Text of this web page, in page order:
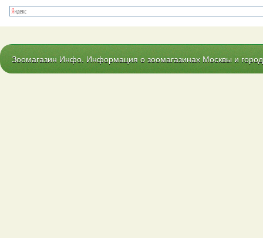
Зоомагазин Инфо. Информация о зоомагазинах Москвы и